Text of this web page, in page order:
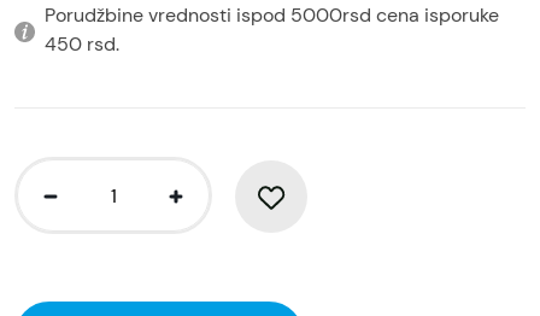
Porudžbine vrednosti ispod 5000rsd cena isporuke
450 rsd.